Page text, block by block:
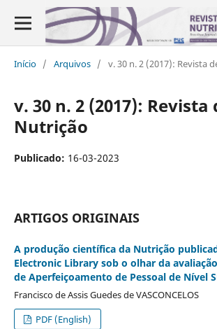
Início / Arquivos / v. 30 n. 2 (2017): Revista
v. 30 n. 2 (2017): Revista
Nutrição
Publicado: 16-03-2023
ARTIGOS ORIGINAIS
A produção científica da Nutrição
Electronic Library sob o olhar da
de Aperfeiçoamento de Pessoal de Nível
Francisco de Assis Guedes de VASCONCELOS
PDF (English)